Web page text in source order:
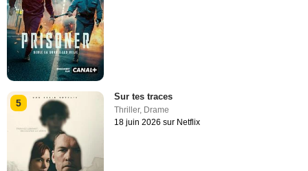
5
Sur tes traces
Thriller, Drame
18 juin 2026 sur Netflix